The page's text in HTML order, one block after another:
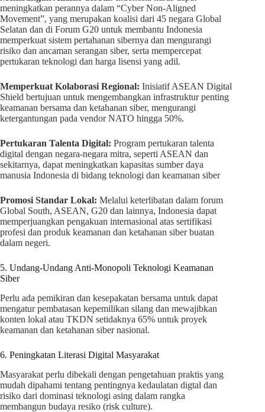
meningkatkan perannya dalam “Cyber Non-Aligned
Movement”, yang merupakan koalisi dari 45 negara Global
Selatan dan di Forum G20 untuk membantu Indonesia
memperkuat sistem pertahanan sibernya dan mengurangi
risiko dan ancaman serangan siber, serta mempercepat
pertukaran teknologi dan harga lisensi yang adil.
Memperkuat Kolaborasi Regional: Inisiatif ASEAN Digital
Shield bertujuan untuk mengembangkan infrastruktur penting
keamanan bersama dan ketahanan siber, mengurangi
ketergantungan pada vendor NATO hingga 50%.
Pertukaran Talenta Digital: Program pertukaran talenta
digital dengan negara-negara mitra, seperti ASEAN dan
sekitarnya, dapat meningkatkan kapasitas sumber daya
manusia Indonesia di bidang teknologi dan keamanan siber
Promosi Standar Lokal: Melalui keterlibatan dalam forum
Global South, ASEAN, G20 dan lainnya, Indonesia dapat
memperjuangkan pengakuan internasional atas sertifikasi
profesi dan produk keamanan dan ketahanan siber buatan
dalam negeri.
5. Undang-Undang Anti-Monopoli Teknologi Keamanan
Siber
Perlu ada pemikiran dan kesepakatan bersama untuk dapat
mengatur pembatasan kepemilikan silang dan mewajibkan
konten lokal atau TKDN setidaknya 65% untuk proyek
keamanan dan ketahanan siber nasional.
6. Peningkatan Literasi Digital Masyarakat
Masyarakat perlu dibekali dengan pengetahuan praktis yang
mudah dipahami tentang pentingnya kedaulatan digtal dan
risiko dari dominasi teknologi asing dalam rangka
membangun budaya resiko (risk culture).